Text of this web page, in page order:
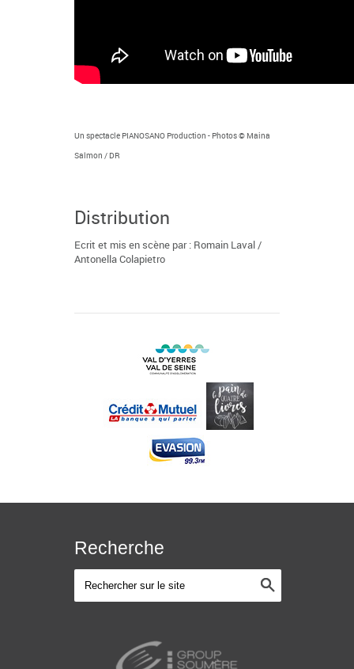
Un spectacle PIANOSANO Production - Photos © Maina
Salmon / DR
Distribution
Ecrit et mis en scène par : Romain Laval /
Antonella Colapietro
Recherche